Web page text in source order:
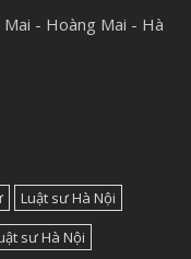
- Hoàng Mai - Hà
Luật sư Hà Nội
sư Hà Nội